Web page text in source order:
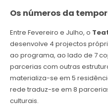
Os números da
Entre Fevereiro e Julho, o
desenvolve 4 projectos
ao programa, ao lado de 7
parcerias com outras
materializa-se em 5
rede traduz-se em 8
culturais.